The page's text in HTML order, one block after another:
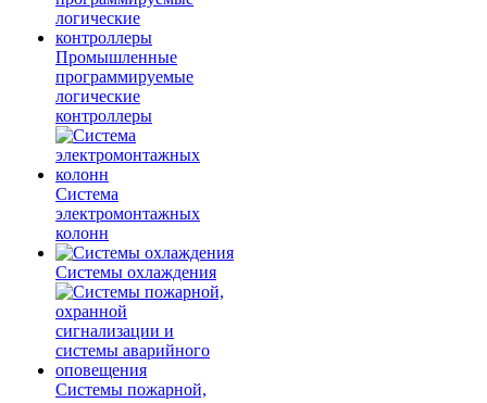
Промышленные
программируемые
логические
контроллеры
Система
электромонтажных
колонн
Системы охлаждения
Системы пожарной,